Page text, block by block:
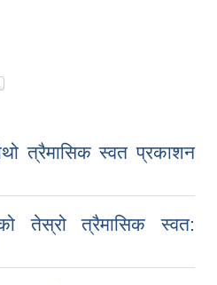
त्रैमासिक स्वत प्रकाशन
तेस्रो त्रैमासिक स्वत: